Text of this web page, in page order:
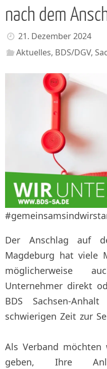
nach dem
21. Dezember 2024
Aktuelles, BDS/DGV,
Der Anschlag auf
Magdeburg hat viele
möglicherweise
Unternehmer direkt
BDS Sachsen-
schwierigen Zeit zur
Als Verband
geben, Ihre